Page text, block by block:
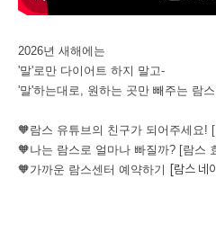
2026년 새해에는
'말'로만 다이어트 하지 말고-
'말'하는대로, 원하는 곳만 빼주는 람
🧡람스 유튜브의 친구가 되어주세요!
🧡나는 람스로 얼마나 빠질까? [람스
🧡가까운 람스센터 예약하기
[람스 네